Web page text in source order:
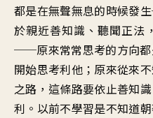
都是在無聲無息的時候發生
於親近善知識 、聽聞正法 ，
──原來常常思考的方向
開始思考利他 ； 原來從來
之路 ， 這條路要依止善知識
利 。 以前不學習是不知道